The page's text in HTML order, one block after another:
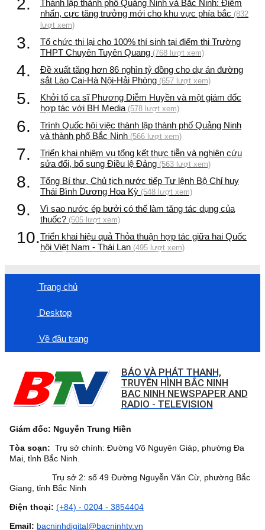
2.
Thành lập thành phố Quảng Ninh và Bắc Ninh: Điểm
nhấn, cực tăng trưởng mới cho khu vực phía bắc (832
lượt xem)
3.
Tổ chức thi lại cho 100% thí sinh tại điểm thi Trường
THPT Chuyên Tuyên Quang (768 lượt xem)
4.
Đề xuất tăng hơn 86 nghìn tỷ đồng cho dự án đường
sắt Lào Cai-Hà Nội-Hải Phòng (657 lượt xem)
5.
Khởi tố ca sĩ Phương Diễm Huyền và một giám đốc
hợp tác với BH Media (578 lượt xem)
6.
Trình Quốc hội việc thành lập thành phố Quảng Ninh
và thành phố Bắc Ninh (566 lượt xem)
7.
Triển khai nhiệm vụ tổng kết thực tiễn và nghiên cứu
sửa đổi, bổ sung Điều lệ Đảng (563 lượt xem)
8.
Tổng Bí thư, Chủ tịch nước tiếp Tư lệnh Bộ Chỉ huy
Thái Bình Dương Hoa Kỳ (548 lượt xem)
9.
Vì sao nước ép bưởi có thể làm tăng tác dụng của
thuốc? (505 lượt xem)
10.Triển khai hiệu quả Thỏa thuận hợp tác giữa hai Quốc
hội Việt Nam - Thái Lan (495 lượt xem)
Trang chủ
Desktop
Về đầu trang
BÁO VÀ PHÁT THANH,
TRUYỀN HÌNH BẮC NINH
BAC NINH NEWSPAPER AND
RADIO - TELEVISION
Giám đốc: Nguyễn Trung Hiền
Tòa soạn: Trụ sở chính: Đường Võ Nguyên Giáp, phường Đa
Mai, tỉnh Bắc Ninh.
Trụ sở 2: số 49 Đường Nguyễn Văn Cừ, phường Bắc
Giang, tỉnh Bắc Ninh
Điện thoại: (+84) - 0204 - 3854404
Email: bacninhdigital@bacninhtv.vn